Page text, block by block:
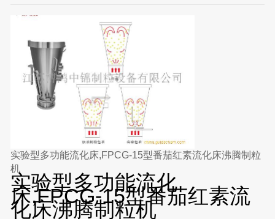
实验型多功能流化床,FPCG-15型番茄红素流化床沸腾制粒
机
实验型多功能流化
床,FPCG-15型番茄红素流
化床沸腾制粒机